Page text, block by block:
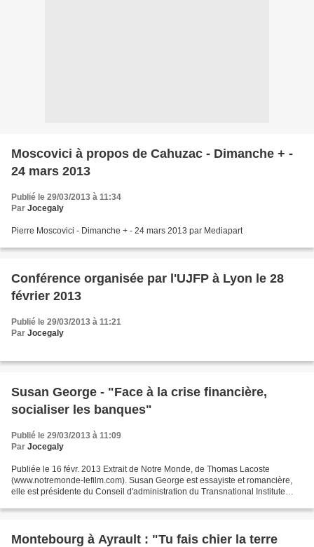
Moscovici à propos de Cahuzac - Dimanche + -
24 mars 2013
Publié le 29/03/2013 à 11:34
Par Jocegaly
Pierre Moscovici - Dimanche + - 24 mars 2013 par Mediapart
Conférence organisée par l'UJFP à Lyon le 28
février 2013
Publié le 29/03/2013 à 11:21
Par Jocegaly
Susan George - "Face à la crise financière,
socialiser les banques"
Publié le 29/03/2013 à 11:09
Par Jocegaly
Publiée le 16 févr. 2013 Extrait de Notre Monde, de Thomas Lacoste
(www.notremonde-lefilm.com). Susan George est essayiste et romancière,
elle est présidente du Conseil d'administration du Transnational Institute
Montebourg à Ayrault : "Tu fais chier la terre